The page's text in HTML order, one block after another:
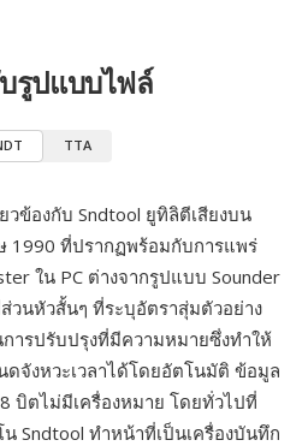
รูปแบบไฟล์
TTA
วข้องกับ Sndtool ยูทิลิตีเสียงบน
1990 ที่ปรากฏพร้อมกับการแพร่
ใน PC ต่างจากรูปแบบ Sounder
วนหัวสั้นๆ ที่ระบุอัตราสุ่มตัวอย่าง
ารปรับปรุงที่มีความหมายซึ่งทำให้
จังหวะเวลาได้โดยอัตโนมัติ ข้อมูล
บิตไม่มีเครื่องหมาย โดยทั่วไปที่
Sndtool ทำหน้าที่เป็นเครื่องบันทึก